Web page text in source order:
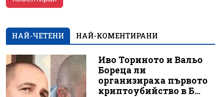
НАЙ-ЧЕТЕНИ НАЙ-КОМЕНТИРАНИ
Иво Ториното и Вальо
Бореца ли
организираха първото
криптоубийство в Б...